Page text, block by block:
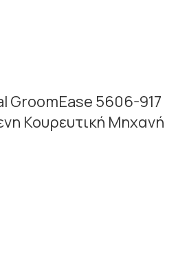
GroomEase 5606-917
Κουρευτική Μηχανή